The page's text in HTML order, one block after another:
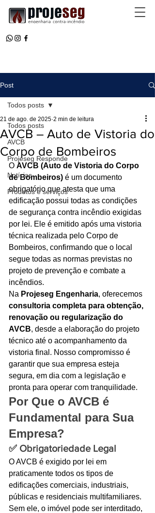
Ligações de 8h as 17h
WhatsApp de 8h as 12h
Siga nosso facebook
E também nosso instagram
Post
Todos posts
AVCB
Projeseg Responde
Notícias
Produtos e serviços
Todos posts
AVCB – Auto de Vistoria do
Corpo de Bombeiros
21 de ago. de 2025 2 min de leitura
O AVCB (Auto de Vistoria do Corpo
de Bombeiros) é um documento
obrigatório que atesta que uma
edificação possui todas as condições
de segurança contra incêndio exigidas
por lei. Ele é emitido após uma vistoria
técnica realizada pelo Corpo de
Bombeiros, confirmando que o local
segue todas as normas previstas no
projeto de prevenção e combate a
incêndios.
Na Projeseg Engenharia, oferecemos
consultoria completa para obtenção,
renovação ou regularização do
AVCB, desde a elaboração do projeto
técnico até o acompanhamento da
vistoria final. Nosso compromisso é
garantir que sua empresa esteja
segura, em dia com a legislação e
pronta para operar com tranquilidade.
Por Que o AVCB é
Fundamental para Sua
Empresa?
✅ Obrigatoriedade Legal
O AVCB é exigido por lei em
praticamente todos os tipos de
edificações comerciais, industriais,
públicas e residenciais multifamiliares.
Sem ele, o imóvel pode ser interditado,